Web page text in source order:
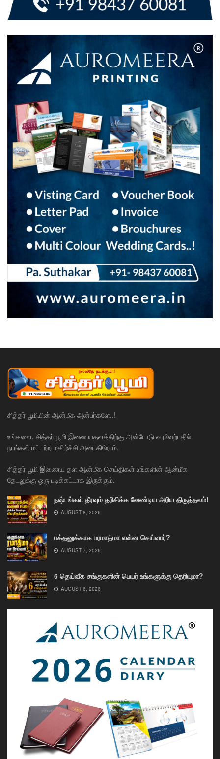
சித்தர் பூமியின் ஆன்மீக அன்பர்களே..!
உங்களை, சித்தர் பூமி இணையதளத்திற்கு அன்போடு வரவேற்பதில்
நாங்கள் மட்டற்ற மகிழ்ச்சி அடைகிறோம்.
சித்தர் பூமி இணைய தள ஆன்மீக செய்திகள் உங்களின் ஆன்மீக
தேடலுக்கு ஒரு படிக்கட்டாக இருக்கும்.
நஷ்டங்கள் தீரவும் தரிசிக்க வேண்டிய அரிய திருத்தலம்!
AUGUST 8, 2026
பக்தனுக்காக பரமாத்மா என்ன செய்வார்?
AUGUST 7, 2026
6 தெய்வீக சங்குகளின் பெயர் உங்களுக்கு தெரியுமா?
AUGUST 6, 2026